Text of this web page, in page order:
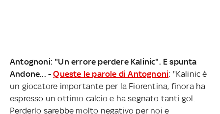
Antognoni: "Un errore perdere Kalinic". E spunta
Andone... - Queste le parole di Antognoni: "Kalinic è
un giocatore importante per la Fiorentina, finora ha
espresso un ottimo calcio e ha segnato tanti gol.
Perderlo sarebbe molto negativo per noi e